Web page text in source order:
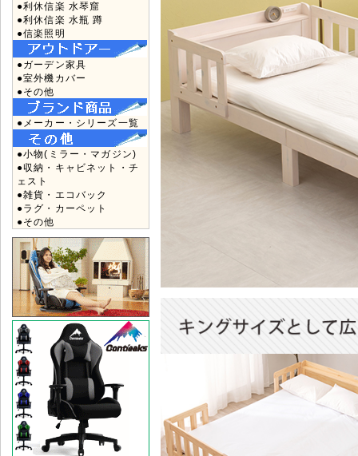
●利休信楽 水琴窟
●利休信楽 水瓶 蹲
●信楽照明
●ガーデン家具
●室外機カバー
●その他
●メーカー・シリーズ一覧
●小物(ミラー・マガジン)
●収納・キャビネット・チ
ェスト
●雑貨・エコバック
●ラグ・カーペット
●その他